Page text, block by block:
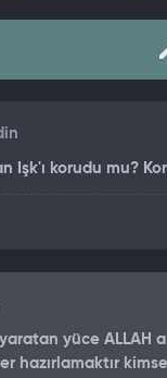
Işk'ı korudu mu?
yüce ALLAH
hazırlamaktır